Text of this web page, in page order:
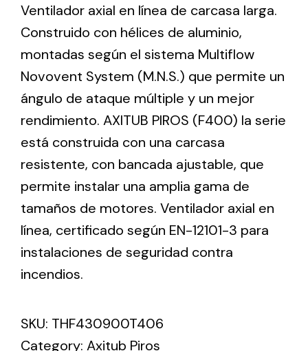
Ventilation
The incorporation of Novovent into the group
meant a greater offer of ventilation products for
different uses
Iluminación Solar
Variedad de soluciones solares para todo tipo
de necesidades.
Ventilador axial en línea de carcasa larga.
Construido con hélices de aluminio,
montadas según el sistema Multiflow
Novovent System (M.N.S.) que permite un
ángulo de ataque múltiple y un mejor
rendimiento. AXITUB PIROS (F400) la serie
está construida con una carcasa
resistente, con bancada ajustable, que
permite instalar una amplia gama de
tamaños de motores. Ventilador axial en
línea, certificado según EN-12101-3 para
instalaciones de seguridad contra
incendios.
SKU: THF430900T406
Category: Axitub Piros